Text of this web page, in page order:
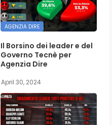
AGENZIA DIRE
Il Borsino dei leader e del
Governo Tecnè per
Agenzia Dire
April 30, 2024